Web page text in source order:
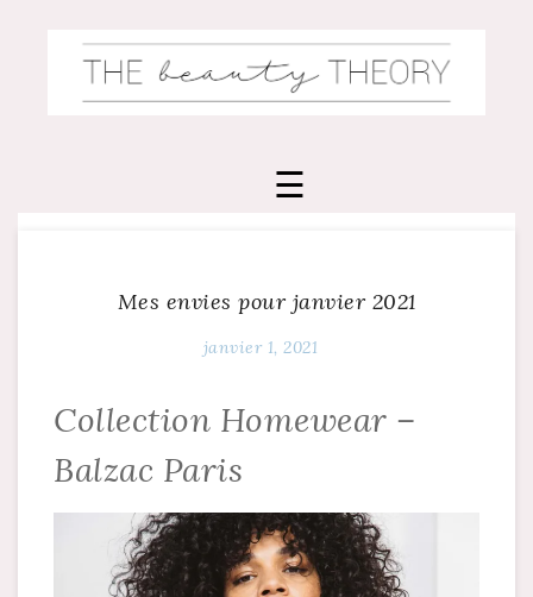
Mes envies pour janvier 2021
janvier 1, 2021
Collection Homewear –
Balzac Paris